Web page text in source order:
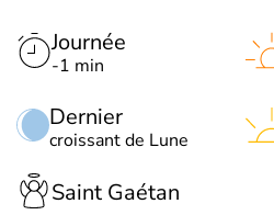
Journée
-1 min
Dernier
croissant de Lune
Saint Gaétan